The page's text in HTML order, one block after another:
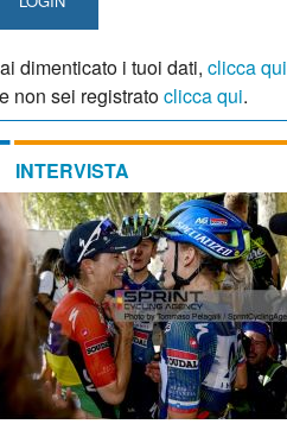
dimenticato i tuoi dati, clicca qui
non sei registratoclicca qui.
INTERVISTA